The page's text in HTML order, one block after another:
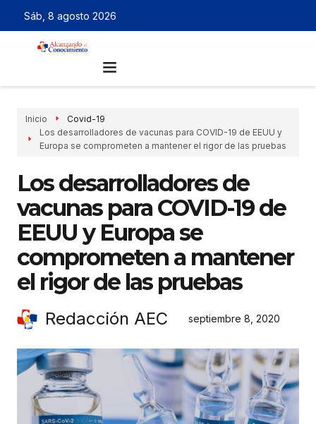
Sáb, 8 agosto 2026
Inicio
Covid-19
Los desarrolladores de vacunas para COVID-19 de EEUU y
Europa se comprometen a mantener el rigor de las pruebas
Los desarrolladores de
vacunas para COVID-19 de
EEUU y Europa se
comprometen a mantener
el rigor de las pruebas
Redacción AEC septiembre 8, 2020